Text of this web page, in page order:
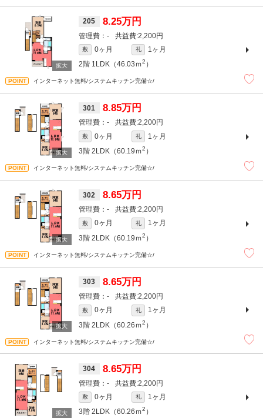
205 8.25万円
- 2,200円
敷 0ヶ月 礼
1ヶ月
2階 1LDK（46.03ｍ2 ）
インターネット無料/システムキッチン完備☆/
301 8.85万円
- 2,200円
敷 0ヶ月 礼
1ヶ月
3階 2LDK（60.19ｍ2 ）
インターネット無料/システムキッチン完備☆/
302 8.65万円
- 2,200円
敷 0ヶ月 礼
1ヶ月
3階 2LDK（60.19ｍ2 ）
インターネット無料/システムキッチン完備☆/
303 8.65万円
- 2,200円
敷 0ヶ月 礼
1ヶ月
3階 2LDK（60.26ｍ2 ）
インターネット無料/システムキッチン完備☆/
304 8.65万円
- 2,200円
敷 0ヶ月 礼
1ヶ月
3階 2LDK（60.26ｍ2 ）